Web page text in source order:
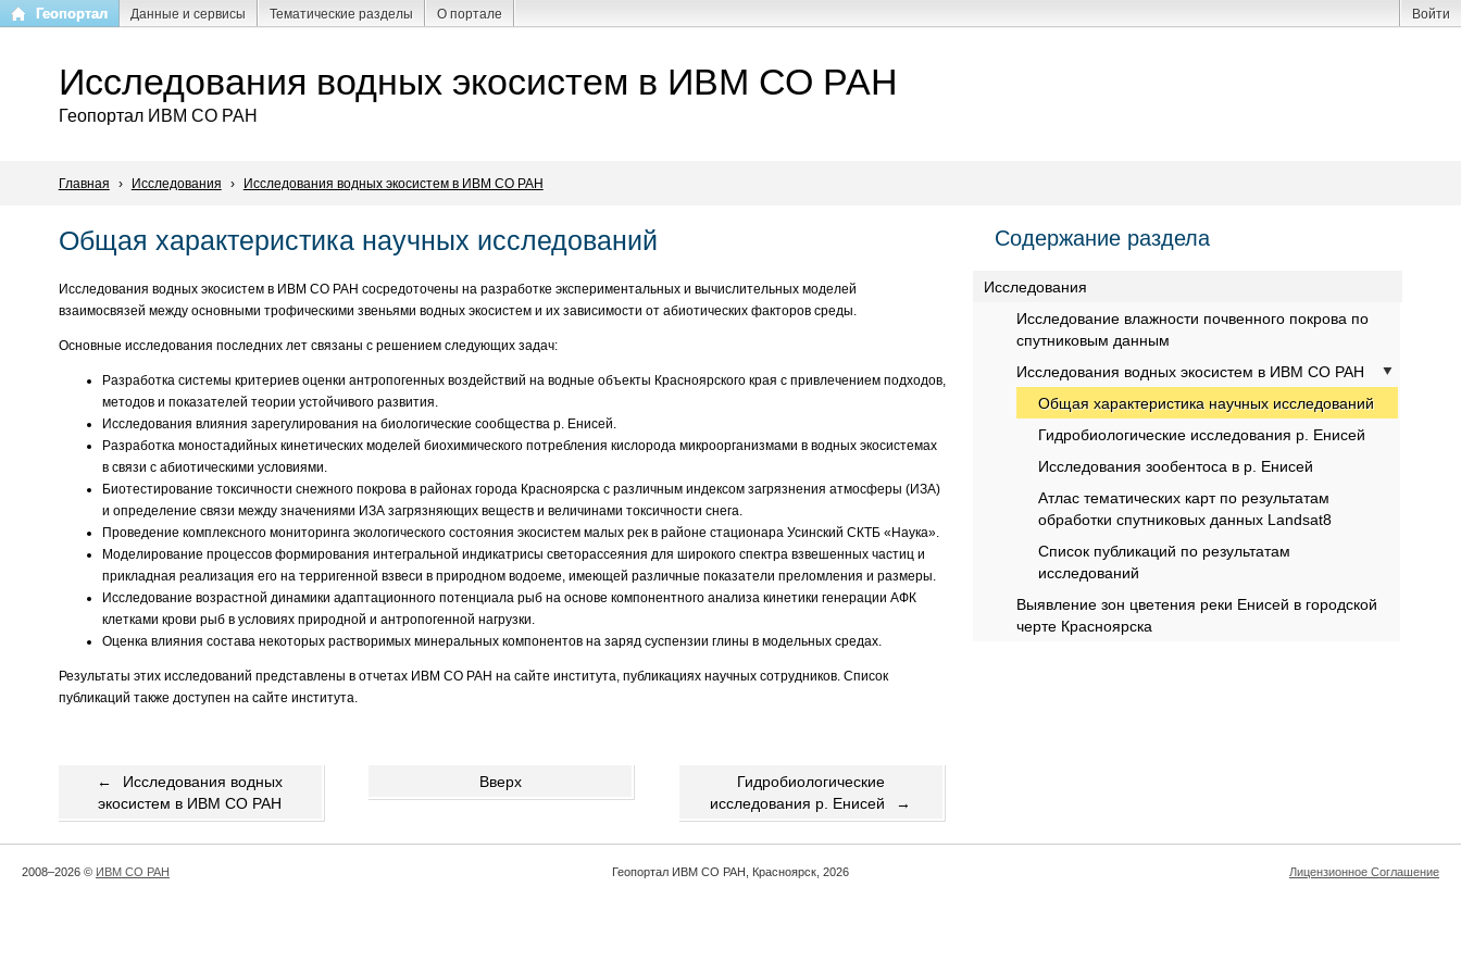
Перейти
содержанию
Геопортал Данные и сервисы Тематические разделы О портале Войти
Исследования водных экосистем в ИВМ СО РАН
Геопортал ИВМ СО РАН
Главная › Исследования › Исследования водных экосистем в ИВМ СО РАН
Общая характеристика научных исследований
Исследования водных экосистем в ИВМ СО РАН сосредоточены на разработке экспериментальных и вычислительных моделей
взаимосвязей между основными трофическими звеньями водных экосистем и их зависимости от абиотических факторов среды.
Основные исследования последних лет связаны с решением следующих задач:
Разработка системы критериев оценки антропогенных воздействий на водные объекты Красноярского края с привлечением подходов,
методов и показателей теории устойчивого развития.
Исследования влияния зарегулирования на биологические сообщества р. Енисей.
Разработка моностадийных кинетических моделей биохимического потребления кислорода микроорганизмами в водных экосистемах
в связи с абиотическими условиями.
Биотестирование токсичности снежного покрова в районах города Красноярска с различным индексом загрязнения атмосферы (ИЗА)
и определение связи между значениями ИЗА загрязняющих веществ и величинами токсичности снега.
Проведение комплексного мониторинга экологического состояния экосистем малых рек в районе стационара Усинский СКТБ «Наука».
Моделирование процессов формирования интегральной индикатрисы светорассеяния для широкого спектра взвешенных частиц и
прикладная реализация его на терригенной взвеси в природном водоеме, имеющей различные показатели преломления и размеры.
Исследование возрастной динамики адаптационного потенциала рыб на основе компонентного анализа кинетики генерации АФК
клетками крови рыб в условиях природной и антропогенной нагрузки.
Оценка влияния состава некоторых растворимых минеральных компонентов на заряд суспензии глины в модельных средах.
Результаты этих исследований представлены в отчетах ИВМ СО РАН на сайте института, публикациях научных сотрудников. Список
публикаций также доступен на сайте института.
←
Исследования водных
экосистем в ИВМ СО РАН
Вверх
Гидробиологические
исследования р. Енисей
→
Содержание раздела
Исследования
Исследование влажности почвенного покрова по
спутниковым данным
Исследования водных экосистем в ИВМ СО РАН
Общая характеристика научных исследований
Гидробиологические исследования р. Енисей
Исследования зообентоса в р. Енисей
Атлас тематических карт по результатам
обработки спутниковых данных Landsat8
Список публикаций по результатам
исследований
Выявление зон цветения реки Енисей в городской
черте Красноярска
2008–2026 © ИВМ СО РАН Геопортал ИВМ СО РАН, Красноярск, 2026 Лицензионное Соглашение